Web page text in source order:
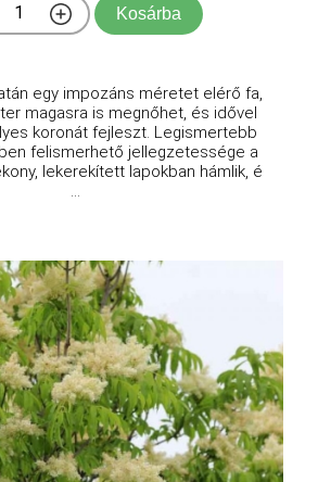
Kosárba
egy impozáns méretet elérő fa,
magasra is megnőhet, és idővel
koronát fejleszt. Legismertebb
felismerhető jellegzetessége a
lekerekített lapokban hámlik, é
...